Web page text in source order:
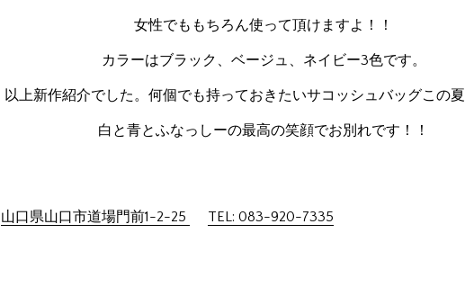
女性でももちろん使って頂けますよ！！
カラーはブラック、ベージュ、ネイビー3色です。
以上新作紹介でした。何個でも持っておきたいサコッシュバッグこの夏
白と青とふなっしーの最高の笑顔でお別れです！！
山口県山口市道場門前1-2-25 TEL: 083-920-7335